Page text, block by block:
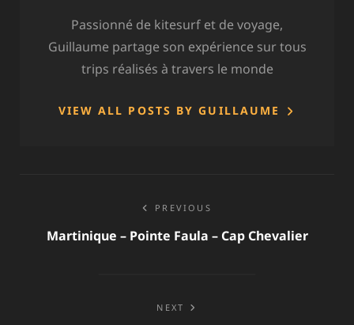
Passionné de kitesurf et de voyage,
Guillaume partage son expérience sur tous
trips réalisés à travers le monde
VIEW ALL POSTS BY GUILLAUME
NavigationPREVIOUS
Martinique – Pointe Faula – Cap Chevalier
NEXT